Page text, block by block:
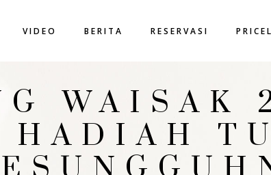
VIDEO BERITA RESERVASI
WAISAK
HADIAH